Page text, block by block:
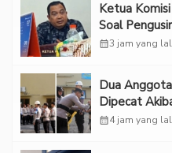
Ketua
Soal
RDP
calendar_month3 jam yang
Dua
Dipecat
calendar_month4 jam yang